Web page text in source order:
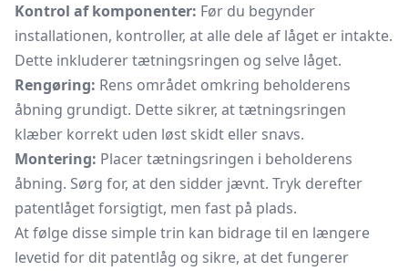
Kontrol af komponenter: Før du begynder
installationen, kontroller, at alle dele af låget er intakte.
Dette inkluderer tætningsringen og selve låget.
Rengøring: Rens området omkring beholderens
åbning grundigt. Dette sikrer, at tætningsringen
klæber korrekt uden løst skidt eller snavs.
Montering: Placer tætningsringen i beholderens
åbning. Sørg for, at den sidder jævnt. Tryk derefter
patentlåget forsigtigt, men fast på plads.
At følge disse simple trin kan bidrage til en længere
levetid for dit patentlåg og sikre, at det fungerer